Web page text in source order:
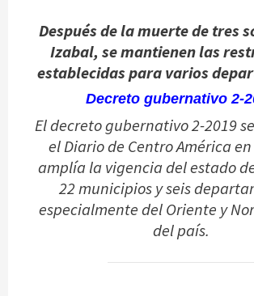
Después de la muerte de tres
Izabal, se mantienen las
establecidas para varios
Decreto gubernativo 2-
El decreto gubernativo 2-2019
el Diario de Centro América
amplía la vigencia del estado
22 municipios y seis
especialmente del Oriente y
del país.